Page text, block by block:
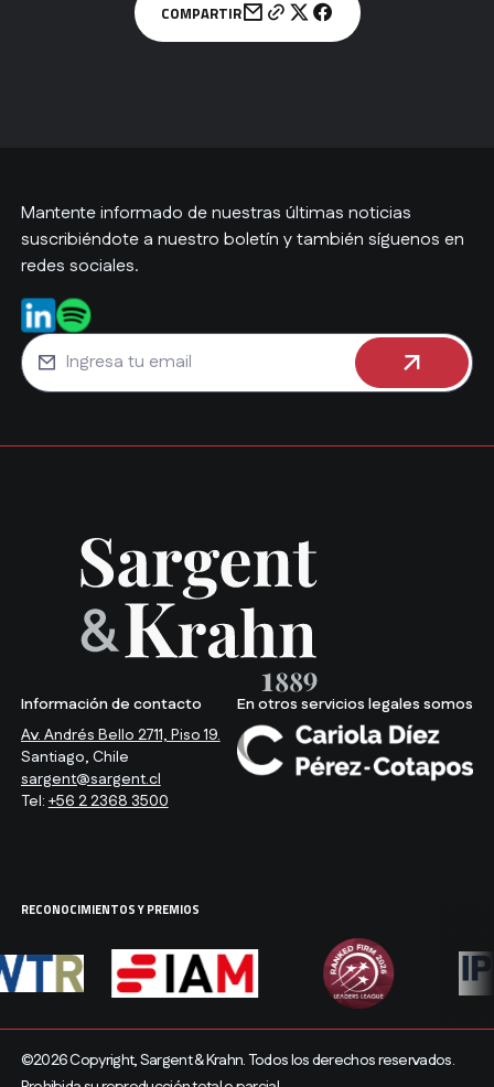
COMPARTIR
Mantente informado de nuestras últimas noticias
suscribiéndote a nuestro boletín y también síguenos en
redes sociales.
Información de contacto
Av. Andrés Bello 2711, Piso 19.
Santiago, Chile
sargent@sargent.cl
Tel:+56 2 2368 3500
En otros servicios legales somos
RECONOCIMIENTOS Y PREMIOS
©2026 Copyright, Sargent & Krahn. Todos los derechos reservados.